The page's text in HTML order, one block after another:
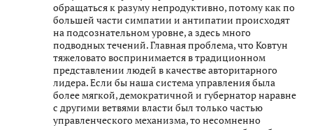
обращаться к разуму непродуктивно, потому как по
большей части симпатии и антипатии происходят
на подсознательном уровне, а здесь много
подводных течений. Главная проблема, что Ковтун
тяжеловато воспринимается в традиционном
представлении людей в качестве авторитарного
лидера. Если бы наша система управления была
более мягкой, демократичной и губернатор наравне
с другими ветвями власти был только частью
управленческого механизма, то несомненно